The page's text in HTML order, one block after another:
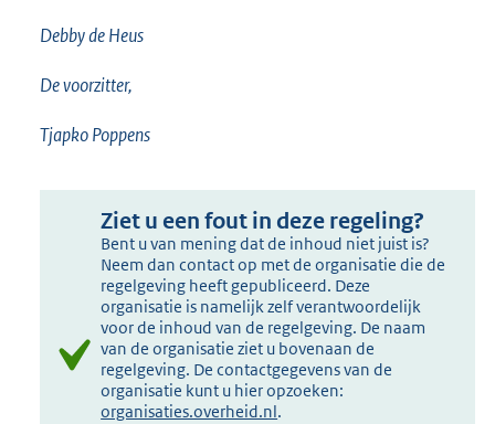
Debby de Heus
De voorzitter,
Tjapko Poppens
Ziet u een fout in deze regeling?
Bent u van mening dat de inhoud niet juist is?
Neem dan contact op met de organisatie die de
regelgeving heeft gepubliceerd. Deze
organisatie is namelijk zelf verantwoordelijk
voor de inhoud van de regelgeving. De naam
van de organisatie ziet u bovenaan de
regelgeving. De contactgegevens van de
organisatie kunt u hier opzoeken:
organisaties.overheid.nl.